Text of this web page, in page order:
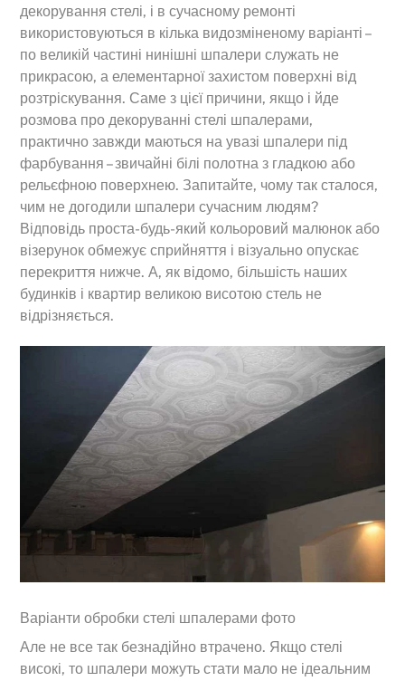
декорування стелі, і в сучасному ремонті
використовуються в кілька видозміненому варіанті –
по великій частині нинішні шпалери служать не
прикрасою, а елементарної захистом поверхні від
розтріскування. Саме з цієї причини, якщо і йде
розмова про декоруванні стелі шпалерами,
практично завжди маються на увазі шпалери під
фарбування – звичайні білі полотна з гладкою або
рельєфною поверхнею. Запитайте, чому так сталося,
чим не догодили шпалери сучасним людям?
Відповідь проста-будь-який кольоровий малюнок або
візерунок обмежує сприйняття і візуально опускає
перекриття нижче. А, як відомо, більшість наших
будинків і квартир великою висотою стель не
відрізняється.
Варіанти обробки стелі шпалерами фото
Але не все так безнадійно втрачено. Якщо стелі
високі, то шпалери можуть стати мало не ідеальним